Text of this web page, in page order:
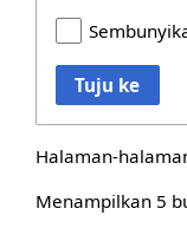
Tuju ke
Halaman-
Menampilkan 5